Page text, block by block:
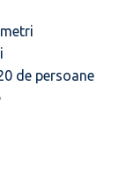
de persoane